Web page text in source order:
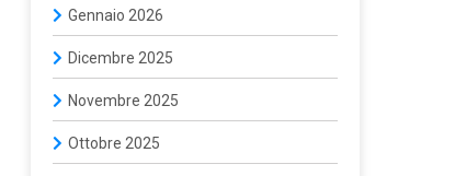
Gennaio 2026
Dicembre 2025
Novembre 2025
Ottobre 2025